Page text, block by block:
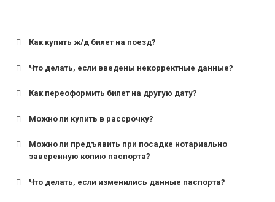
Как купить ж/д билет на поезд?
Что делать, если введены некорректные данные?
Как переоформить билет на другую дату?
Можно ли купить в рассрочку?
Можно ли предъявить при посадке нотариально
заверенную копию паспорта?
Что делать, если изменились данные паспорта?